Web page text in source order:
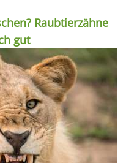
Raubtierzähne
gut